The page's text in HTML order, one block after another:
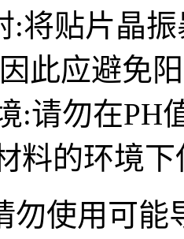
:将贴片晶
此应避免
:请勿在PH
料的环境
勿使用可能